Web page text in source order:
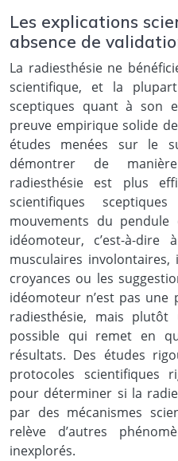
Les explications
absence de
La radiesthésie ne
scientifique, et la
sceptiques quant à son
preuve empirique solide
études menées sur le
démontrer de
radiesthésie est plus
scientifiques
mouvements du
idéomoteur, c’est-à-
musculaires
croyances ou les
idéomoteur n’est pas une
radiesthésie, mais plutôt
possible qui remet en
résultats. Des études
protocoles scientifiques
pour déterminer si la
par des mécanismes
relève d’autres
inexplorés.